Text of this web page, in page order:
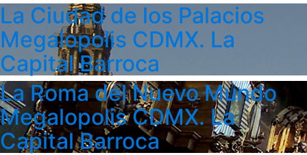
La Ciudad de los Palacios
Megalopolis CDMX. La
Capital Barroca
La Roma del Nuevo Mundo
Megalopolis CDMX. La
Capital Barroca